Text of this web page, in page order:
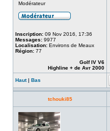
Modérateur
Inscription: 09 Nov 2016, 17:36
Messages: 9977
Localisation: Environs de Meaux
Région: 77
Golf IV V6
Highline + de Avr 2000
Haut| Bas
tchouki85